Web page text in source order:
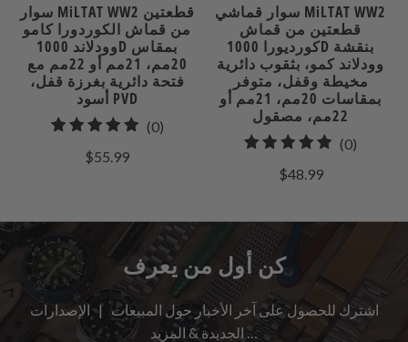
سوار MiLTAT WW2 قطعتين
من قماش الكوردورا كامو
وودلاند 1000D بمقاس
20مم، 21مم أو 22مم مع
فتحة دائرية بغرزة قفل،
أسود PVD
(0)0
$55.99
سوار قماشي MiLTAT WW2
قطعتين من قماش
كورديورا 1000D بنقشة
وودلاند كمو، بثقوب دائرية
مخيطة وقفل، متوفر
بمقاسات 20مم، 21مم أو
22مم، مصقول
(0)
$48.99
كن أول من يعرف
اشترك للحصول على آخر الأخبار حول المبيعات | الإصدارات
الجديدة & المزيد …